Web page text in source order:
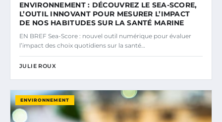
ENVIRONNEMENT : DÉCOUVREZ LE SEA-SCORE,
L’OUTIL INNOVANT POUR MESURER L’IMPACT
DE NOS HABITUDES SUR LA SANTÉ MARINE
EN BREF Sea-Score : nouvel outil numérique pour évaluer
l’impact des choix quotidiens sur la santé…
JULIE ROUX
ENVIRONNEMENT